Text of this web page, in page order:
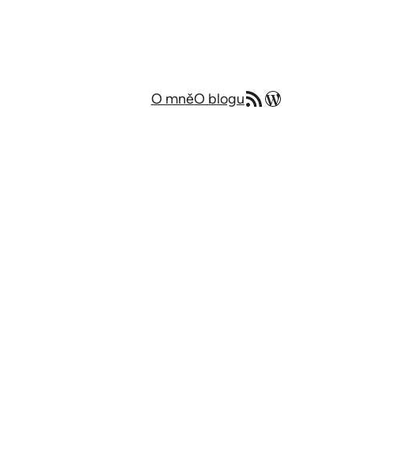
O mněO bloguRSS zdrojMůj blog v angličtině